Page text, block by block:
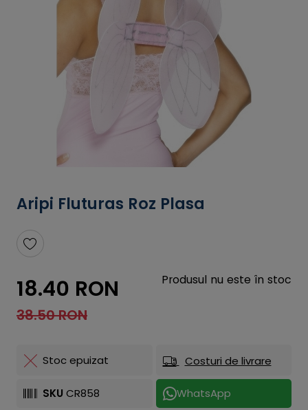
Aripi Fluturas Roz Plasa
18.40 RON
38.50 RON
Produsul nu este în stoc
Stoc epuizat Costuri de livrare
SKU CR858 WhatsApp